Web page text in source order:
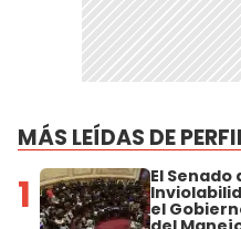
MÁS LEÍDAS DE
1 El
el